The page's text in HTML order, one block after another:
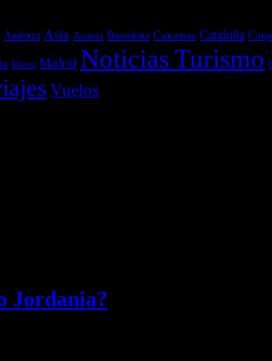
Andorra Asia Austria Barcelona Canarias Cataluña
libros Madrid Noticias Turismo
Vuelos
Jordania?